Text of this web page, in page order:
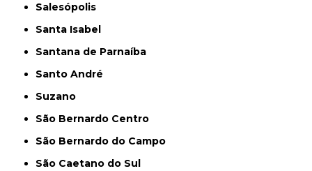
Salesópolis
Santa Isabel
Santana de Parnaíba
Santo André
Suzano
São Bernardo Centro
São Bernardo do Campo
São Caetano do Sul